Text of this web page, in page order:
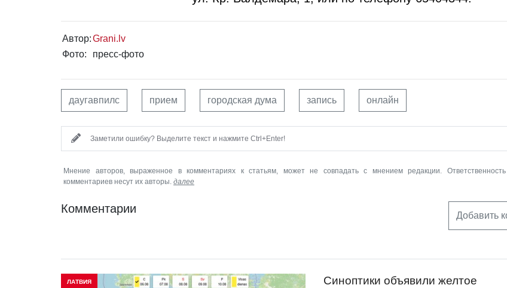
Автор:Grani.lv
Фото:
пресс-фото
даугавпилс прием городская дума запись онлайн
Заметили ошибку? Выделите текст и нажмите Ctrl+Enter!
Мнение авторов, выраженное в комментариях к статьям, может не совпадать с мнением редакции.
комментариев несут их авторы. далее
Комментарии
Добавить
ЛАТВИЯ
Синоптики объявили желтое